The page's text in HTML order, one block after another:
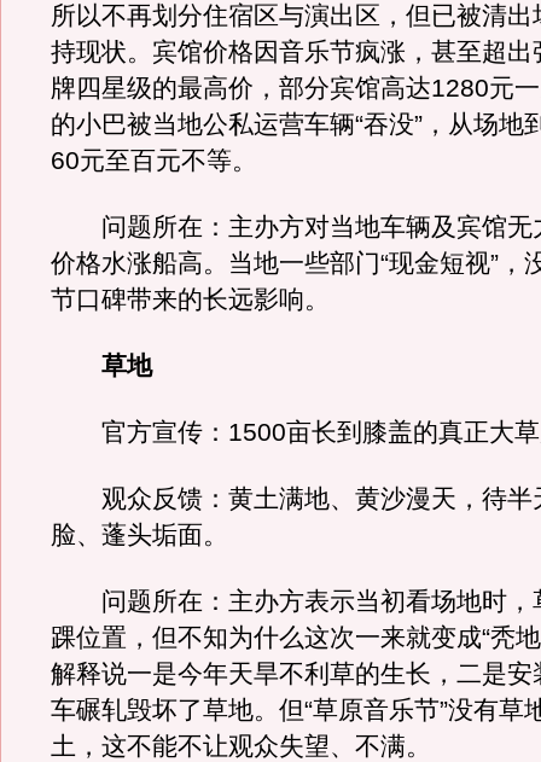
所以不再划分住宿区与演出区，但已被清
持现状。宾馆价格因音乐节疯涨，甚至超出
牌四星级的最高价，部分宾馆高达1280元
的小巴被当地公私运营车辆“吞没”，从场地
60元至百元不等。
问题所在：主办方对当地车辆及宾馆无
价格水涨船高。当地一些部门“现金短视”，
节口碑带来的长远影响。
草地
官方宣传：1500亩长到膝盖的真正大
观众反馈：黄土满地、黄沙漫天，待半
脸、蓬头垢面。
问题所在：主办方表示当初看场地时，
踝位置，但不知为什么这次一来就变成“秃
解释说一是今年天旱不利草的生长，二是安
车碾轧毁坏了草地。但“草原音乐节”没有草
土，这不能不让观众失望、不满。